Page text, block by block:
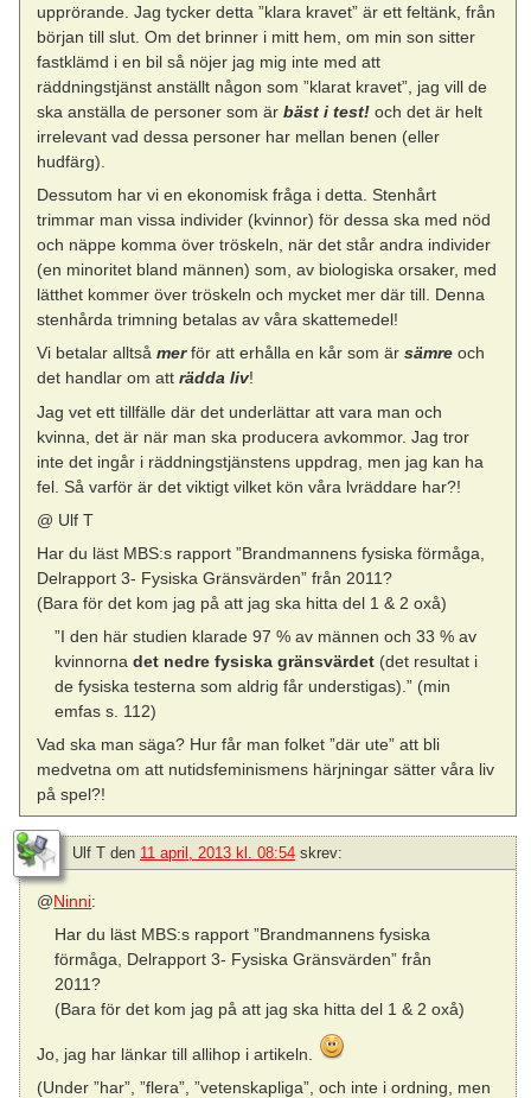
upprörande. Jag tycker detta ”klara kravet” är ett feltänk, från
början till slut. Om det brinner i mitt hem, om min son sitter
fastklämd i en bil så nöjer jag mig inte med att
räddningstjänst anställt någon som ”klarat kravet”, jag vill de
ska anställa de personer som ärbäst i test! och det är helt
irrelevant vad dessa personer har mellan benen (eller
hudfärg).
Dessutom har vi en ekonomisk fråga i detta. Stenhårt
trimmar man vissa individer (kvinnor) för dessa ska med nöd
och näppe komma över tröskeln, när det står andra individer
(en minoritet bland männen) som, av biologiska orsaker, med
lätthet kommer över tröskeln och mycket mer där till. Denna
stenhårda trimning betalas av våra skattemedel!
Vi betalar alltsåmerför att erhålla en kår som ärsämre och
det handlar om atträdda liv!
Jag vet ett tillfälle där det underlättar att vara man och
kvinna, det är när man ska producera avkommor. Jag tror
inte det ingår i räddningstjänstens uppdrag, men jag kan ha
fel. Så varför är det viktigt vilket kön våra lvräddare har?!
@ Ulf T
Har du läst MBS:s rapport ”Brandmannens fysiska förmåga,
Delrapport 3- Fysiska Gränsvärden” från 2011?
(Bara för det kom jag på att jag ska hitta del 1 & 2 oxå)
”I den här studien klarade 97 % av männen och 33 % av
kvinnorna det nedre fysiska gränsvärdet(det resultat i
de fysiska testerna som aldrig får understigas).” (min
emfas s. 112)
Vad ska man säga? Hur får man folket ”där ute” att bli
medvetna om att nutidsfeminismens härjningar sätter våra liv
på spel?!
Ulf T den 11 april, 2013 kl. 08:54 skrev:
@Ninni:
Har du läst MBS:s rapport ”Brandmannens fysiska
förmåga, Delrapport 3- Fysiska Gränsvärden” från
2011?
(Bara för det kom jag på att jag ska hitta del 1 & 2 oxå)
Jo, jag har länkar till allihop i artikeln.
(Under ”har”, ”flera”, ”vetenskapliga”, och inte i ordning, men